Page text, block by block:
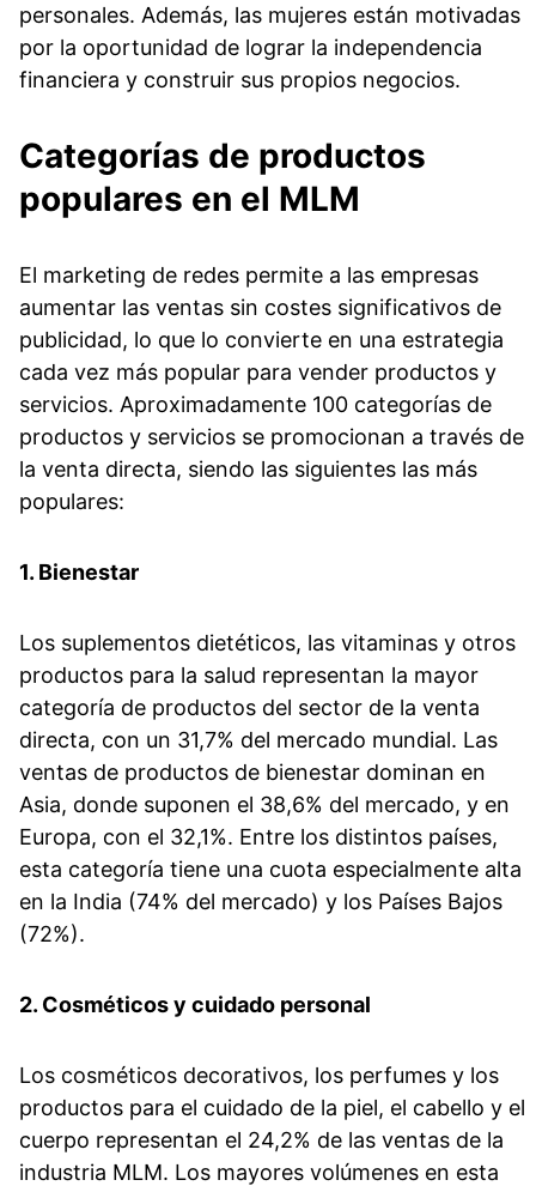
personales. Además, las mujeres están motivadas
por la oportunidad de lograr la independencia
financiera y construir sus propios negocios.
Categorías de productos
populares en el MLM
El marketing de redes permite a las empresas
aumentar las ventas sin costes significativos de
publicidad, lo que lo convierte en una estrategia
cada vez más popular para vender productos y
servicios. Aproximadamente 100 categorías de
productos y servicios se promocionan a través de
la venta directa, siendo las siguientes las más
populares:
1. Bienestar
Los suplementos dietéticos, las vitaminas y otros
productos para la salud representan la mayor
categoría de productos del sector de la venta
directa, con un 31,7% del mercado mundial. Las
ventas de productos de bienestar dominan en
Asia, donde suponen el 38,6% del mercado, y en
Europa, con el 32,1%. Entre los distintos países,
esta categoría tiene una cuota especialmente alta
en la India (74% del mercado) y los Países Bajos
(72%).
2. Cosméticos y cuidado personal
Los cosméticos decorativos, los perfumes y los
productos para el cuidado de la piel, el cabello y el
cuerpo representan el 24,2% de las ventas de la
industria MLM. Los mayores volúmenes en esta